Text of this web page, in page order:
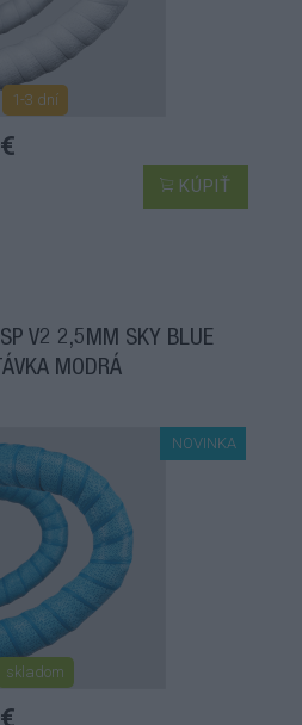
1-3 dní
KÚPIŤ
V2 2,5MM SKY BLUE
MODRÁ
NOVINKA
skladom